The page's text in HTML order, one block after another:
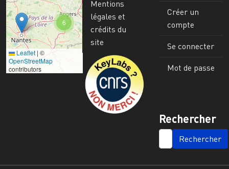
6
Leaflet | ©
OpenStreetMap
contributors
Mentions
légales et
crédits du
site
Image
Créer un
compte
Se connecter
Mot de passe
Rechercher
SEARCH